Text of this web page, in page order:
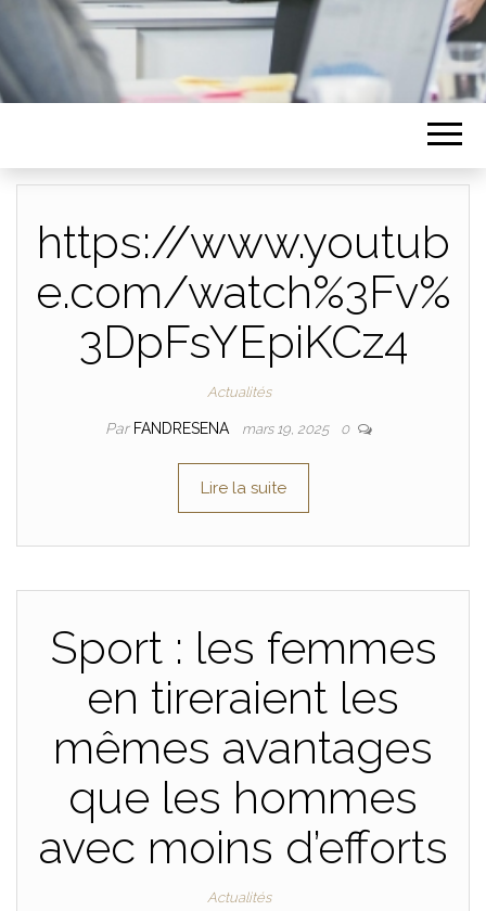
https://www.youtub
e.com/watch%3Fv%
3DpFsYEpiKCz4
Actualités
Par FANDRESENA mars 19, 2025 0
Lire la suite
Sport : les femmes
en tireraient les
mêmes avantages
que les hommes
avec moins d’efforts
Actualités